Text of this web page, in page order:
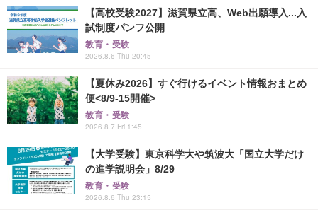
【高校受験2027】滋賀県立高、Web出願導入...入
試制度パンフ公開
教育・受験
2026.8.6 Thu 20:45
【夏休み2026】すぐ行けるイベント情報おまとめ
便<8/9-15開催>
教育・受験
2026.8.7 Fri 1:45
【大学受験】東京科学大や筑波大「国立大学だけ
の進学説明会」8/29
教育・受験
2026.8.6 Thu 23:15